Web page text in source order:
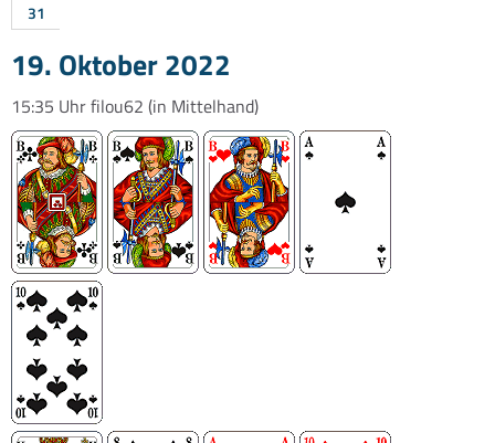
31
19. Oktober 2022
15:35 Uhrfilou62 (in Mittelhand)